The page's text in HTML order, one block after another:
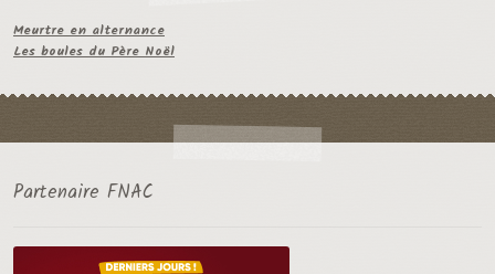
Meurtre en alternance
Les boules du Père Noël
Partenaire FNAC